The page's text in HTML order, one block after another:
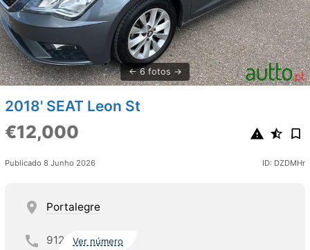
6 fotos
2018' SEAT Leon St
€12,000
Publicado 8 Junho 2026 ID: DZDMHr
Portalegre
912 Ver número